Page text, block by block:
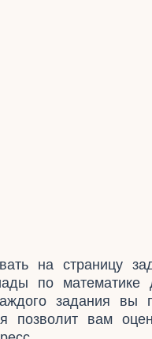
на страницу
по математике
задания вы
позволит вам